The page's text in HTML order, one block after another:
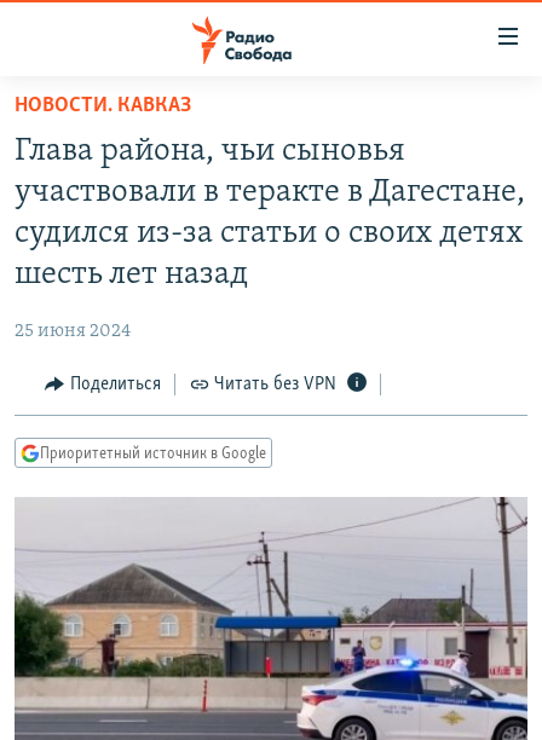
упрощенного
доступа
основному
содержанию
навигации
Вернутся
ПОДКАСТЫ
IDEL.РЕАЛИИ
КАВКАЗ.РЕАЛИИ
РАСПИСАНИЕ ВЕЩАНИЯ
ПОДПИШИТЕСЬ НА РАССЫЛКУ
СОЦИАЛЬНЫЕ СЕТИ
НОВОСТИ. КАВКАЗ
Глава района, чьи сыновья
участвовали в теракте в Дагестане,
судился из-за статьи о своих детях
шесть лет назад
25 июня 2024
Поделиться Читать без VPN
Приоритетный источник в Google